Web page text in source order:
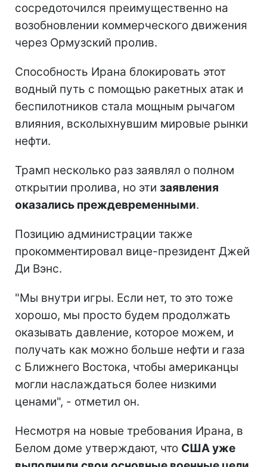
сосредоточился преимущественно на
возобновлении коммерческого движения
через Ормузский пролив.
Способность Ирана блокировать этот
водный путь с помощью ракетных атак и
беспилотников стала мощным рычагом
влияния, всколыхнувшим мировые рынки
нефти.
Трамп несколько раз заявлял о полном
открытии пролива, но эти заявления
оказались преждевременными.
Позицию администрации также
прокомментировал вице-президент Джей
Ди Вэнс.
"Мы внутри игры. Если нет, то это тоже
хорошо, мы просто будем продолжать
оказывать давление, которое можем, и
получать как можно больше нефти и газа
с Ближнего Востока, чтобы американцы
могли наслаждаться более низкими
ценами", - отметил он.
Несмотря на новые требования Ирана, в
Белом доме утверждают, что США уже